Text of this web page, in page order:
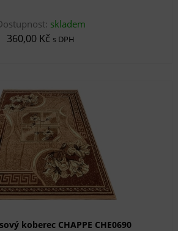
skladem
360,00 Kč s DPH
koberec CHAPPE CHE0690